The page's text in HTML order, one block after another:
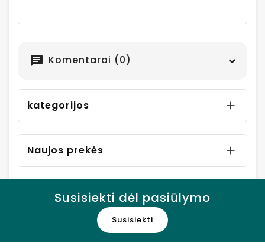
chat Komentarai (0)
kategorijos 
Naujos prekės 
Susisiekti dėl pasiūlymo
Susisiekti